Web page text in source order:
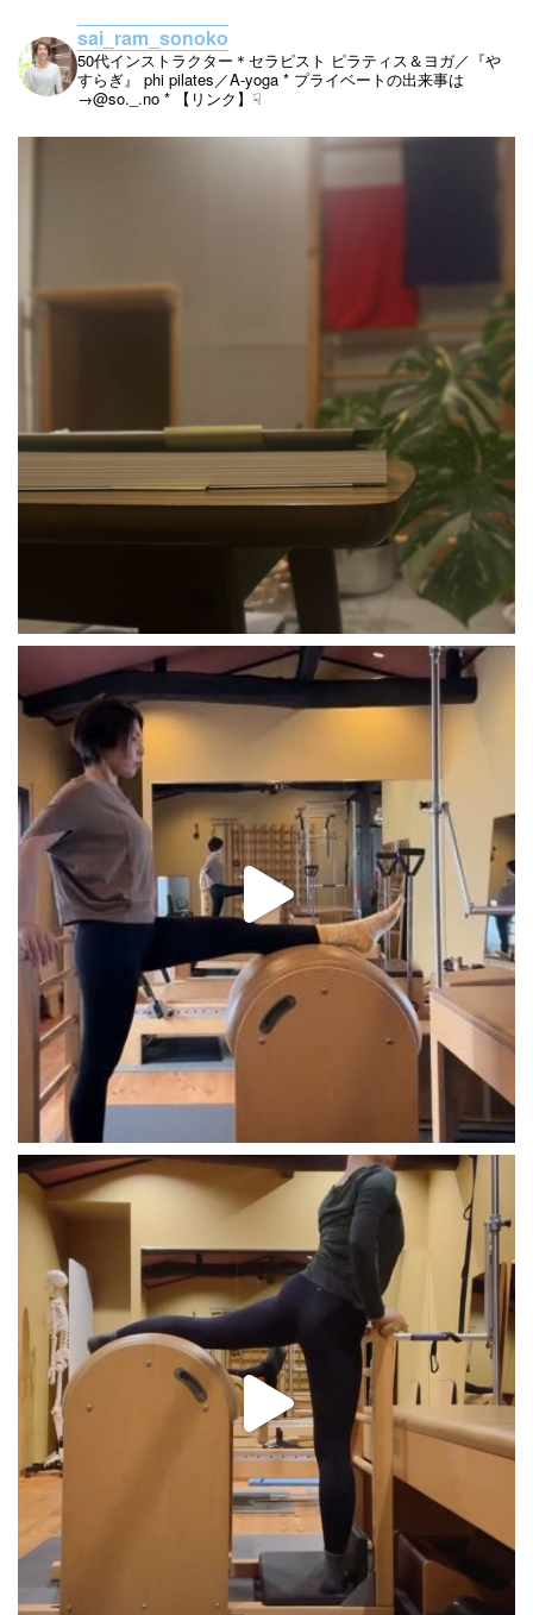
sai_ram_sonoko
50代インストラクター＊セラピスト ピラティス＆ヨガ／『や
すらぎ』
phi pilates／A-yoga * プライベートの出来事は
→@so._.no * 【リンク】☟